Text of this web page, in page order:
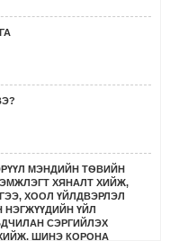
МЭНДИЙН ТѲВИЙН
ХЯНАЛТ ХИЙЖ,
ХООЛ ҮЙЛДВЭРЛЭЛ
НЭГЖҮҮДИЙН ҮЙЛ
СЭРГИЙЛЭХ
ШИНЭ КОРОНА